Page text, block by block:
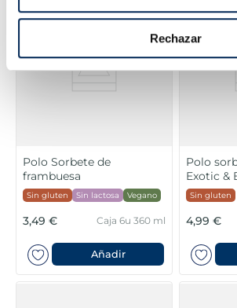
Rechazar
Polo Sorbete de
frambuesa
Sin gluten Sin lactosa Vegano
3,49 € Caja 6u 360 ml
Añadir
Polo
Exotic &
Sin gluten
4,99 €